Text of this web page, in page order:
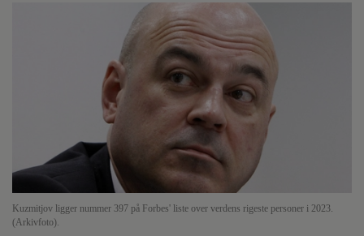
Kuzmitjov ligger nummer 397 på Forbes' liste over verdens rigeste personer i 2023.
(Arkivfoto).